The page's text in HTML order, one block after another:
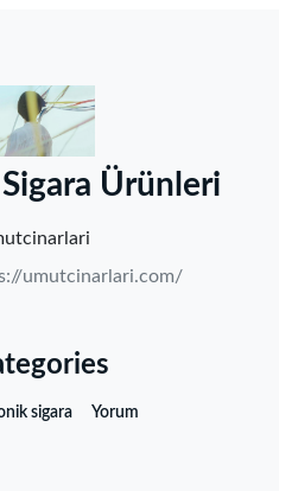
Ürünleri‌
umutcinarlari.com/
sigara Yorum